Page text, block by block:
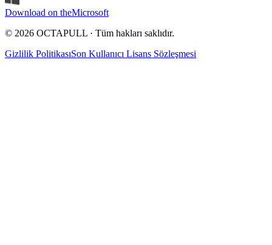
Download on theMicrosoft
© 2026 OCTAPULL · Tüm hakları saklıdır.
Gizlilik PolitikasıSon Kullanıcı Lisans Sözleşmesi